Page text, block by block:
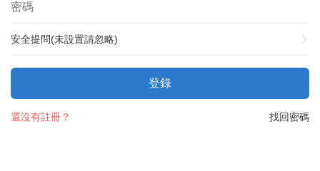
安全提問(未設置請忽略)
登錄
找回密碼
還沒有註冊？